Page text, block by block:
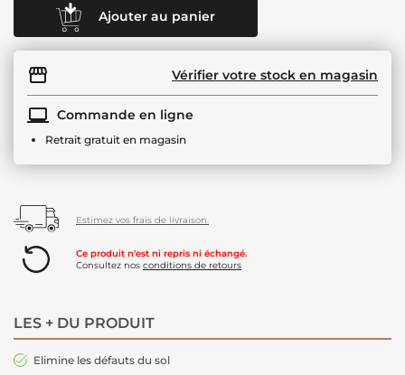
Ajouter au panier
Vérifier votre stock en magasin
Commande en ligne
Retrait gratuit en magasin
Estimez vos frais de livraison.
Ce produit n'est ni repris ni échangé.
Consultez nos conditions de retours
LES + DU PRODUIT
Elimine les défauts du sol